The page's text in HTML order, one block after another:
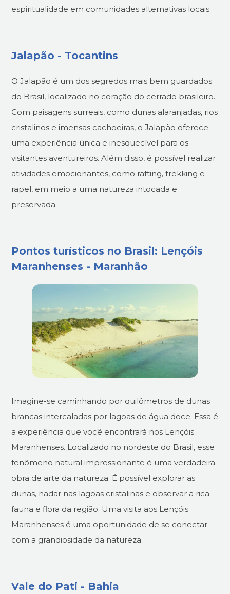
espiritualidade em comunidades alternativas locais
Jalapão - Tocantins
O Jalapão é um dos segredos mais bem guardados
do Brasil, localizado no coração do cerrado brasileiro.
Com paisagens surreais, como dunas alaranjadas, rios
cristalinos e imensas cachoeiras, o Jalapão oferece
uma experiência única e inesquecível para os
visitantes aventureiros. Além disso, é possível realizar
atividades emocionantes, como rafting, trekking e
rapel, em meio a uma natureza intocada e
preservada.
Pontos turísticos no Brasil: Lençóis
Maranhenses - Maranhão
Imagine-se caminhando por quilômetros de dunas
brancas intercaladas por lagoas de água doce. Essa é
a experiência que você encontrará nos Lençóis
Maranhenses. Localizado no nordeste do Brasil, esse
fenômeno natural impressionante é uma verdadeira
obra de arte da natureza. É possível explorar as
dunas, nadar nas lagoas cristalinas e observar a rica
fauna e flora da região. Uma visita aos Lençóis
Maranhenses é uma oportunidade de se conectar
com a grandiosidade da natureza.
Vale do Pati - Bahia